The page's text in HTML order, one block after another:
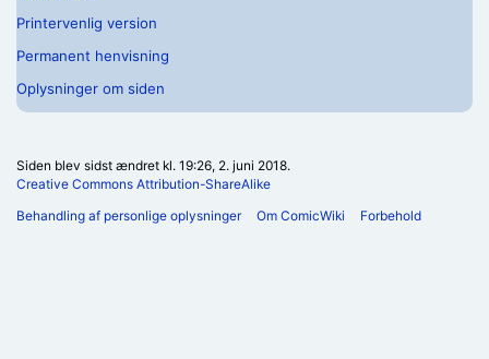
Printervenlig version
Permanent henvisning
Oplysninger om siden
Siden blev sidst ændret kl. 19:26, 2. juni 2018.
Creative Commons Attribution-ShareAlike
Behandling af personlige oplysninger
Om ComicWiki Forbehold